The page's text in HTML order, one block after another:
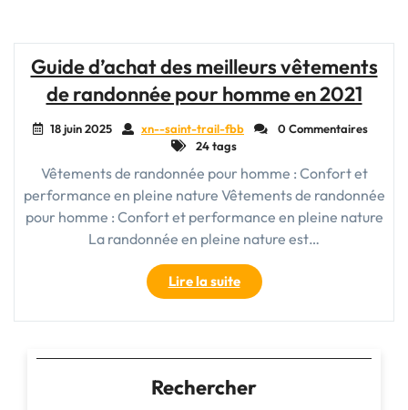
Guide d’achat des meilleurs vêtements
de randonnée pour homme en 2021
18 juin 2025 xn--saint-trail-fbb
0 Commentaires
24 tags
Vêtements de randonnée pour homme : Confort et
performance en pleine nature Vêtements de randonnée
pour homme : Confort et performance en pleine nature
La randonnée en pleine nature est…
Lire la suite"Guide
d’achat
des
vêtements
de
randonnée
Rechercher